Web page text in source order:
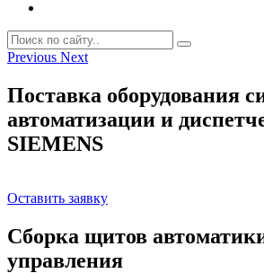
Previous Next
Поставка оборудования
автоматизации и
SIEMENS
Оставить заявку
Сборка щитов
управления